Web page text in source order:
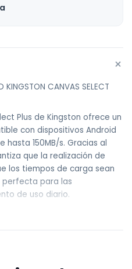
+
KINGSTON CANVAS SELECT
Plus de Kingston ofrece un
con dispositivos Android
150MB/s. Gracias al
que la realización de
los tiempos de carga sean
perfecta para las
de uso diario.
Canvas Select Plus –